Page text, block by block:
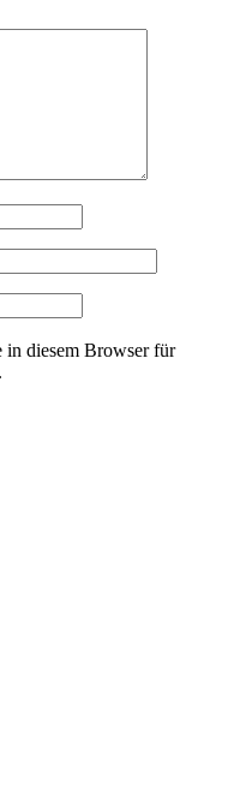
in diesem Browser für